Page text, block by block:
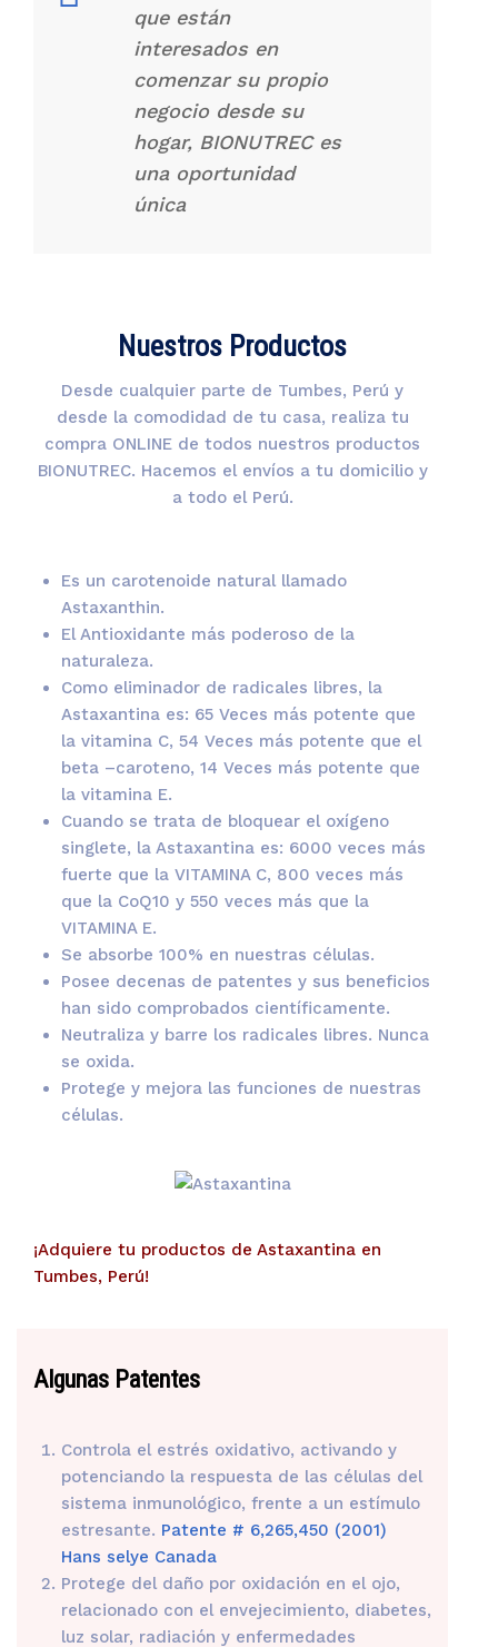
que están
interesados en
comenzar su propio
negocio desde su
hogar, BIONUTREC es
una oportunidad
única
Nuestros Productos
Desde cualquier parte de Tumbes, Perú y
desde la comodidad de tu casa, realiza tu
compra ONLINE de todos nuestros productos
BIONUTREC. Hacemos el envíos a tu domicilio y
a todo el Perú.
Es un carotenoide natural llamado
Astaxanthin.
El Antioxidante más poderoso de la
naturaleza.
Como eliminador de radicales libres, la
Astaxantina es: 65 Veces más potente que
la vitamina C, 54 Veces más potente que el
beta –caroteno, 14 Veces más potente que
la vitamina E.
Cuando se trata de bloquear el oxígeno
singlete, la Astaxantina es: 6000 veces más
fuerte que la VITAMINA C, 800 veces más
que la CoQ10 y 550 veces más que la
VITAMINA E.
Se absorbe 100% en nuestras células.
Posee decenas de patentes y sus beneficios
han sido comprobados científicamente.
Neutraliza y barre los radicales libres. Nunca
se oxida.
Protege y mejora las funciones de nuestras
células.
¡Adquiere tu productos de Astaxantina en
Tumbes, Perú!
Algunas Patentes
Controla el estrés oxidativo, activando y
potenciando la respuesta de las células del
sistema inmunológico, frente a un estímulo
estresante. Patente # 6,265,450 (2001)
Hans selye Canada
Protege del daño por oxidación en el ojo,
relacionado con el envejecimiento, diabetes,
luz solar, radiación y enfermedades